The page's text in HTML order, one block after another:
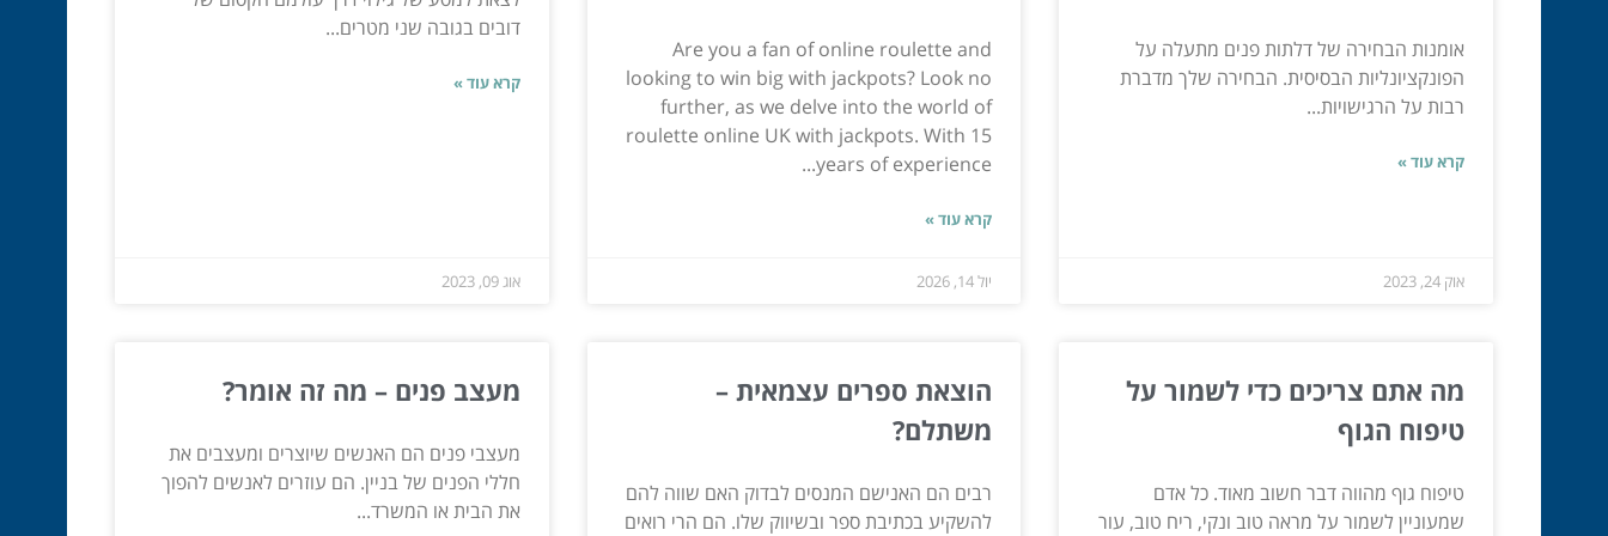
אומנות הבחירה של דלתות פנים מתעלה על
הפונקציונליות הבסיסית. הבחירה שלך מדברת
רבות על הרגישויות...
קרא עוד »
אוק 24, 2023
Are you a fan of online roulette and
looking to win big with jackpots? Look no
further, as we delve into the world of
roulette online UK with jackpots. With 15
years of experience...
קרא עוד »
יול 14, 2026
דובים בגובה שני מטרים...
קרא עוד »
אוג 09, 2023
מה אתם צריכים כדי לשמור על
טיפוח הגוף
טיפוח גוף מהווה דבר חשוב מאוד. כל אדם
שמעוניין לשמור על מראה טוב ונקי, ריח טוב, עור
הוצאת ספרים עצמאית –
משתלם?
רבים הם האנישם המנסים לבדוק האם שווה להם
להשקיע בכתיבת ספר ובשיווק שלו. הם הרי רואים
מעצב פנים – מה זה אומר?
מעצבי פנים הם האנשים שיוצרים ומעצבים את
חללי הפנים של בניין. הם עוזרים לאנשים להפוך
את הבית או המשרד...